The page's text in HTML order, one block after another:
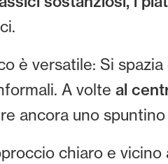
è versatile: Si
A volte al
ancora uno
chiaro e